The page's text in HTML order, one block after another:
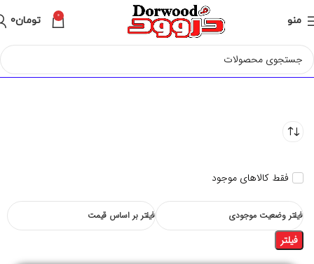
منو 0 تومان0
فقط کالاهای موجود
فیلتر وضعیت موجودی فیلتر بر اساس قیمت
فیلتر